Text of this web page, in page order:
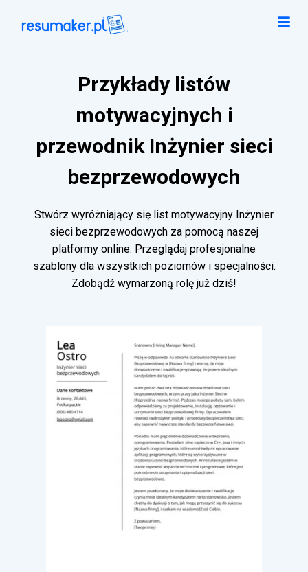
Przykłady listów
motywacyjnych i
przewodnik Inżynier sieci
bezprzewodowych
Stwórz wyróżniający się list motywacyjny Inżynier
sieci bezprzewodowych za pomocą naszej
platformy online. Przeglądaj profesjonalne
szablony dla wszystkich poziomów i specjalności.
Zdobądź wymarzoną rolę już dziś!